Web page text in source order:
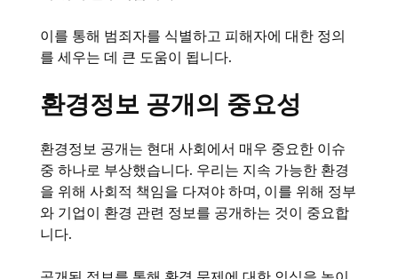
이를 통해 범죄자를 식별하고 피해자에 대한 정의
를 세우는 데 큰 도움이 됩니다.
환경정보 공개의 중요성
환경정보 공개는 현대 사회에서 매우 중요한 이슈
중 하나로 부상했습니다. 우리는 지속 가능한 환경
을 위해 사회적 책임을 다져야 하며, 이를 위해 정부
와 기업이 환경 관련 정보를 공개하는 것이 중요합
니다.